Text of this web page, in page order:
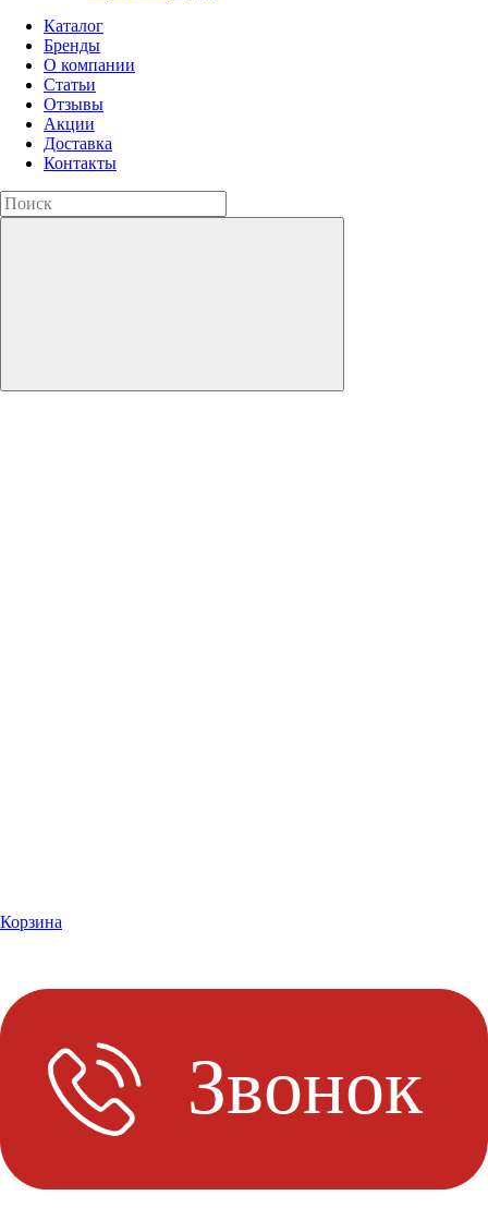
Каталог
Бренды
О компании
Статьи
Отзывы
Акции
Доставка
Контакты
Корзина